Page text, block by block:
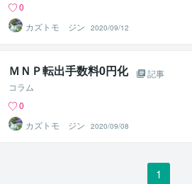
0
カズトモ ジン
2020/09/12
ＭＮＰ転出手数料0円化
記事
コラム
0
カズトモ ジン
2020/09/08
1